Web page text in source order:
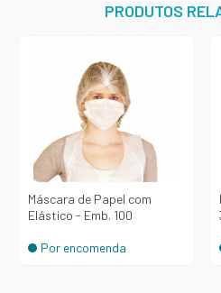
PRODUTOS
Máscara de Papel com
Elástico - Emb. 100
Por encomenda